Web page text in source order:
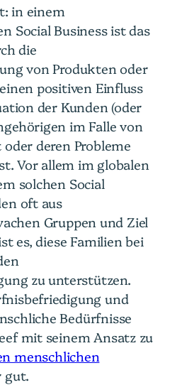
in einem
Social Business ist das
die
von Produkten oder
positiven Einfluss
der Kunden (oder
im Falle von
deren Probleme
Vor allem im globalen
solchen Social
oft aus
Gruppen und Ziel
es, diese Familien bei
zu unterstützen.
und
Bedürfnisse
mit seinem Ansatz zu
menschlichen
gut.